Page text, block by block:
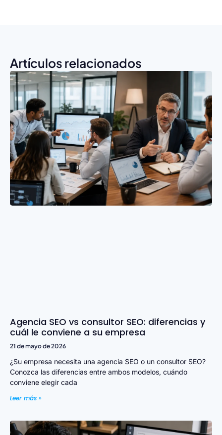
Artículos relacionados
Agencia SEO vs consultor SEO: diferencias y
cuál le conviene a su empresa
21 de mayo de 2026
¿Su empresa necesita una agencia SEO o un consultor SEO?
Conozca las diferencias entre ambos modelos, cuándo
conviene elegir cada
Leer más »